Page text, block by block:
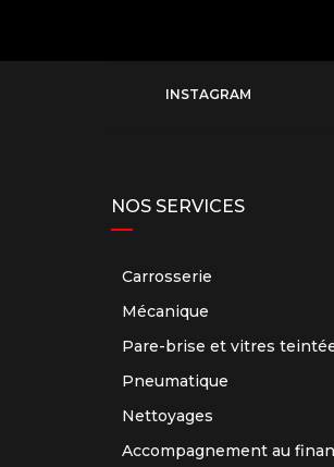
INSTAGRAM
NOS SERVICES
Carrosserie
Mécanique
Pare-brise et vitres
Pneumatique
Nettoyages
Accompagnement au